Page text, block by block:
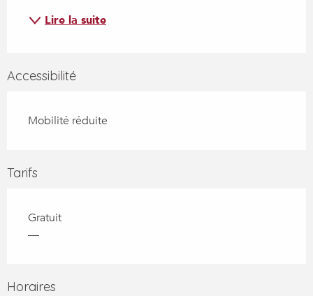
Lire la suite
Accessibilité
Mobilité réduite
Tarifs
Gratuit
—
Horaires